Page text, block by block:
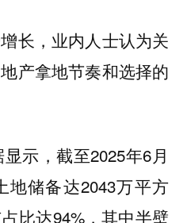
长，业内人士认为关
产拿地节奏和选择的
示，截至2025年6月
地储备达2043万平方
比达94%，其中半壁